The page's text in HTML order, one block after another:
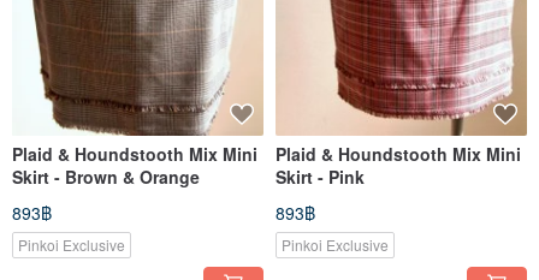
Plaid & Houndstooth Mix Mini
Skirt - Brown & Orange
893฿
Pinkoi Exclusive
Plaid & Houndstooth Mix Mini
Skirt - Pink
893฿
Pinkoi Exclusive